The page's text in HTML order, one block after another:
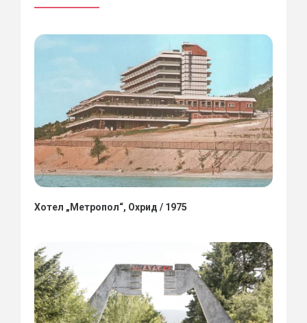
Хотел „Метропол“, Охрид / 1975